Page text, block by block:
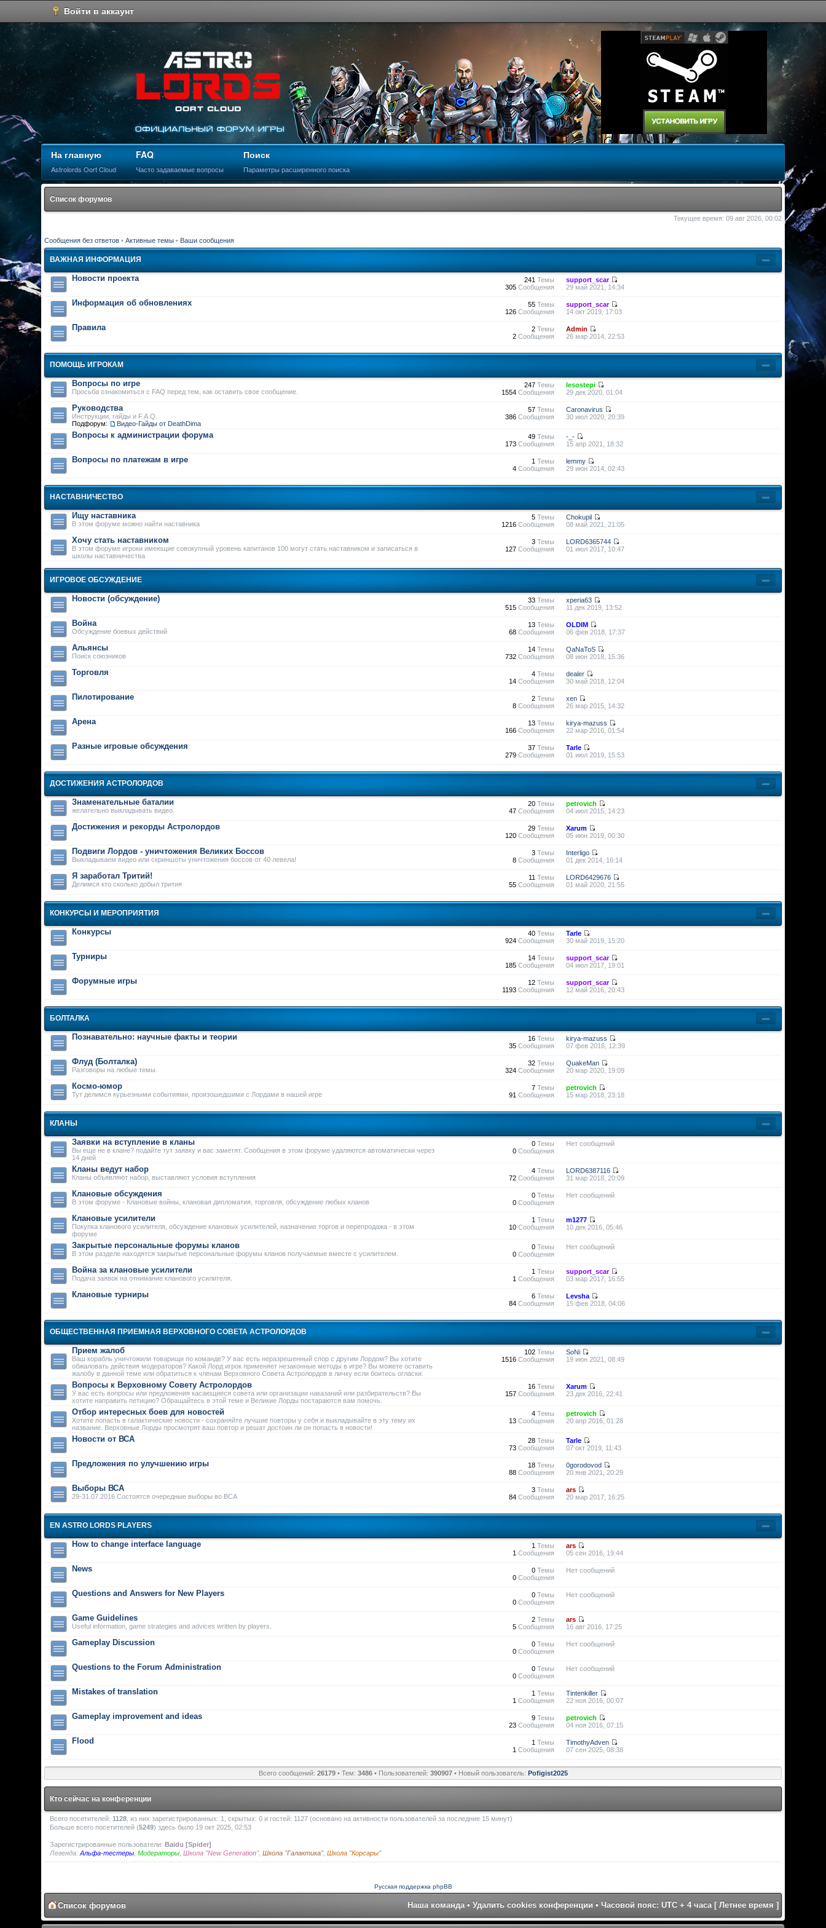
Войти в аккаунт
На главную
Astrolords Oort Cloud
FAQ
Часто задаваемые вопросы
Поиск
Параметры расширенного поиска
Список форумов
Текущее время: 09 авг 2026, 00:02
Сообщения без ответов •Активные темы • Ваши сообщения
ВАЖНАЯ ИНФОРМАЦИЯ
Новости проекта 241 Темы
305Сообщения
support_scar
29 май 2021, 14:34
Информация об обновлениях 55Темы
126Сообщения
support_scar
14 окт 2019, 17:03
Правила 2Темы
2Сообщения
Admin
26 мар 2014, 22:53
ПОМОЩЬ ИГРОКАМ
Вопросы по игре
Просьба ознакомиться с FAQ перед тем, как оставить свое сообщение.
247Темы
1554Сообщения
lesostepi
29 дек 2020, 01:04
Руководства
Инструкции, гайды и F.A.Q.
Подфорум:
Видео-Гайды от DeathDima
57Темы
386Сообщения
Caronavirus
30 июл 2020, 20:39
Вопросы к администрации форума 49Темы
173Сообщения
-_-
15 апр 2021, 18:32
Вопросы по платежам в игре 1 Темы
4Сообщения
lemmy
29 июн 2014, 02:43
НАСТАВНИЧЕСТВО
Ищу наставника
В этом форуме можно найти наставника
5Темы
1216Сообщения
Chokupil
08 май 2021, 21:05
Хочу стать наставником
В этом форуме игроки имеющие совокупный уровень капитанов 100 могут стать наставником и записаться в
школы наставничества
3Темы
127Сообщения
LORD6365744
01 июл 2017, 10:47
ИГРОВОЕ ОБСУЖДЕНИЕ
Новости (обсуждение) 33Темы
515Сообщения
xperia63
11 дек 2019, 13:52
Война
Обсуждение боевых действий
13Темы
68Сообщения
OLDIM
06 фев 2018, 17:37
Альянсы
Поиск союзников
14Темы
732Сообщения
QaNaToS
08 июн 2018, 15:36
Торговля 4Темы
14Сообщения
dealer
30 май 2018, 12:04
Пилотирование 2Темы
8Сообщения
xen
26 мар 2015, 14:32
Арена 13Темы
166Сообщения
kirya-mazuss
22 мар 2016, 01:54
Разные игровые обсуждения 37Темы
279Сообщения
Tarle
01 июл 2019, 15:53
ДОСТИЖЕНИЯ АСТРОЛОРДОВ
Знаменательные баталии
желательно выкладывать видео.
20Темы
47Сообщения
petrovich
04 июл 2015, 14:23
Достижения и рекорды Астролордов 29Темы
120Сообщения
Xarum
05 июн 2019, 00:30
Подвиги Лордов - уничтожения Великих Боссов
Выкладываем видео или скриншоты уничтожения боссов от 40 левела!
3Темы
8Сообщения
Interligo
01 дек 2014, 16:14
Я заработал Тритий!
Делимся кто сколько добыл трития
11 Темы
55Сообщения
LORD6429676
01 май 2020, 21:55
КОНКУРСЫ И МЕРОПРИЯТИЯ
Конкурсы 40Темы
924Сообщения
Tarle
30 май 2019, 15:20
Турниры 14Темы
185Сообщения
support_scar
04 июл 2017, 19:01
Форумные игры 12Темы
1193Сообщения
support_scar
12 май 2016, 20:43
БОЛТАЛКА
Познавательно: научные факты и теории 16Темы
35Сообщения
kirya-mazuss
07 фев 2016, 12:39
Флуд (Болталка)
Разговоры на любые темы.
32Темы
324Сообщения
QuakeMan
20 мар 2020, 19:09
Космо-юмор
Тут делимся курьезными событиями, произошедшими с Лордами в нашей игре
7Темы
91 Сообщения
petrovich
15 мар 2018, 23:18
КЛАНЫ
Заявки на вступление в кланы
Вы еще не в клане? подайте тут заявку и вас заметят. Сообщения в этом форуме удаляются автоматически через
14 дней
0Темы
0Сообщения
Нет сообщений
Кланы ведут набор
Кланы объявляют набор, выставляют условия вступления
4Темы
72Сообщения
LORD6387116
31 мар 2018, 20:09
Клановые обсуждения
В этом форуме - Клановые войны, клановая дипломатия, торговля, обсуждение любых кланов
0Темы
0Сообщения
Нет сообщений
Клановые усилители
Покупка кланового усилителя, обсуждение клановых усилителей, назначение торгов и перепродажа - в этом
форуме
1 Темы
10Сообщения
m1277
10 дек 2016, 05:46
Закрытые персональные форумы кланов
В этом разделе находятся закрытые персональные форумы кланов получаемые вместе с усилителем.
0Темы
0Сообщения
Нет сообщений
Война за клановые усилители
Подача заявок на отнимание кланового усилителя.
1 Темы
1 Сообщения
support_scar
03 мар 2017, 16:55
Клановые турниры 6Темы
84Сообщения
Levsha
15 фев 2018, 04:06
ОБЩЕСТВЕННАЯ ПРИЕМНАЯ ВЕРХОВНОГО СОВЕТА АСТРОЛОРДОВ
Прием жалоб
Ваш корабль уничтожили товарищи по команде? У вас есть неразрешенный спор с другим Лордом? Вы хотите
обжаловать действия модераторов? Какой Лорд игрок применяет незаконные методы в игре? Вы можете оставить
жалобу в данной теме или обратиться к членам Верховного Совета Астролордов в личку если боитесь огласки.
102Темы
1516Сообщения
SoNi
19 июн 2021, 08:49
Вопросы к Верховному Совету Астролордов
У вас есть вопросы или предложения касающиеся совета или организации наказаний или разбирательств? Вы
хотите направить петицию? Обращайтесь в этой теме и Великие Лорды постараются вам помочь.
16Темы
157Сообщения
Xarum
23 дек 2016, 22:41
Отбор интересных боев для новостей
Хотите попасть в галактические новости - сохраняйте лучшие повторы у себя и выкладывайте в эту тему их
название. Верховные Лорды просмотрят ваш повтор и решат достоин ли он попасть в новости!
4Темы
13Сообщения
petrovich
20 апр 2016, 01:28
Новости от ВСА 28Темы
73Сообщения
Tarle
07 окт 2019, 11:43
Предложения по улучшению игры 18Темы
88Сообщения
0gorodovod
20 янв 2021, 20:29
Выборы ВСА
29-31.07.2016 Состоятся очередные выборы во ВСА
3Темы
84Сообщения
ars
20 мар 2017, 16:25
EN ASTRO LORDS PLAYERS
How to change interface language 1 Темы
1 Сообщения
ars
05 сен 2016, 19:44
News 0Темы
0Сообщения
Нет сообщений
Questions and Answers for New Players 0Темы
0Сообщения
Нет сообщений
Game Guidelines
Useful information, game strategies and advices written by players.
2Темы
5Сообщения
ars
16 авг 2016, 17:25
Gameplay Discussion 0Темы
0Сообщения
Нет сообщений
Questions to the Forum Administration 0Темы
0Сообщения
Нет сообщений
Mistakes of translation 1 Темы
1 Сообщения
Tintenkiller
22 ноя 2016, 00:07
Gameplay improvement and ideas 9Темы
23Сообщения
petrovich
04 ноя 2016, 07:15
Flood 1 Темы
1 Сообщения
TimothyAdven
07 сен 2025, 08:38
Всего сообщений: 26179• Тем: 3486• Пользователей: 390907• Новый пользователь: Pofigist2025
Кто сейчас на конференции
Всего посетителей:1128 , из них зарегистрированных: 1, скрытых: 0 и гостей: 1127 (основано на активности пользователей за последние 15 минут)
Больше всего посетителей (5249) здесь было 19 окт 2025, 02:53
Зарегистрированные пользователи:Baidu [Spider]
Легенда:Альфа-тестеры ,Модераторы ,Школа "New Generation",Школа "Галактика",Школа "Корсары"
Русская поддержка phpBB
Список форумов Наша команда• Удалить cookies конференции • Часовой пояс: UTC + 4 часа [ Летнее время ]